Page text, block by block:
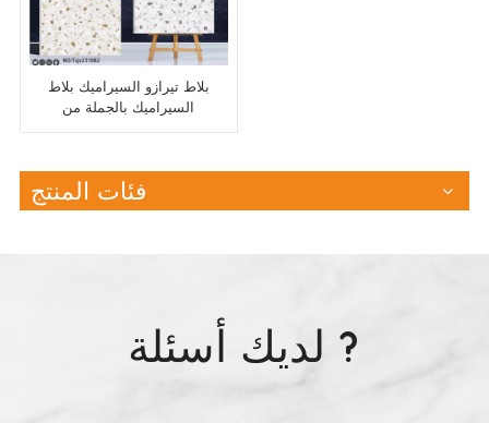
بلاط تيرازو السيراميك بلاط
السيراميك بالجملة من
فئات المنتج
لديك أسئلة ?